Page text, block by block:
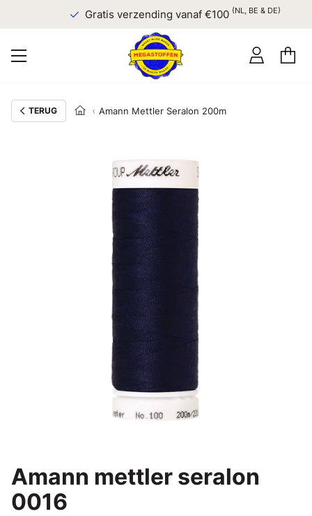
Gratis verzending vanaf €100(NL, BE & DE)
TERUG Amann Mettler Seralon 200m
Amann mettler seralon
0016